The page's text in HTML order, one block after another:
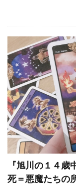
『旭川の１４
死＝悪魔たちの